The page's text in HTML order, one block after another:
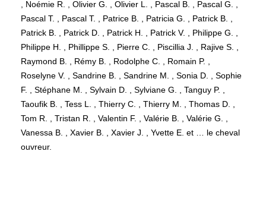
, Noémie R. , Olivier G. , Olivier L. , Pascal B. , Pascal G. ,
Pascal T. , Pascal T. , Patrice B. , Patricia G. , Patrick B. ,
Patrick B. , Patrick D. , Patrick H. , Patrick V. , Philippe G. ,
Philippe H. , Phillippe S. , Pierre C. , Piscillia J. , Rajive S. ,
Raymond B. , Rémy B. , Rodolphe C. , Romain P. ,
Roselyne V. , Sandrine B. , Sandrine M. , Sonia D. , Sophie
F. , Stéphane M. , Sylvain D. , Sylviane G. , Tanguy P. ,
Taoufik B. , Tess L. , Thierry C. , Thierry M. , Thomas D. ,
Tom R. , Tristan R. , Valentin F. , Valérie B. , Valérie G. ,
Vanessa B. , Xavier B. , Xavier J. , Yvette E. et … le cheval
ouvreur.